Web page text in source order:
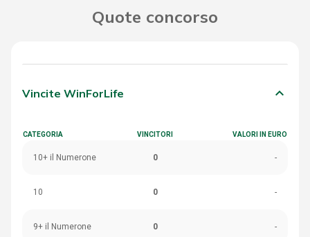
Quote concorso
Vincite WinForLife keyboard_arrow_down
CATEGORIA VINCITORI VALORI IN EURO
10+ il Numerone 0 -
10 0 -
9+ il Numerone 0 -